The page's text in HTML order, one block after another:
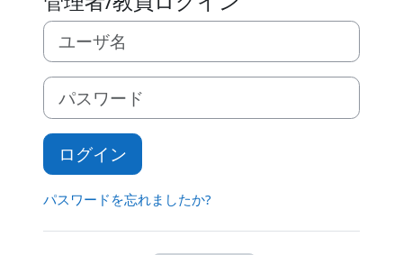
ユーザ名
パスワード
ログイン
パスワードを忘れましたか?